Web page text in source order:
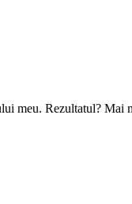
meu. Rezultatul? Mai